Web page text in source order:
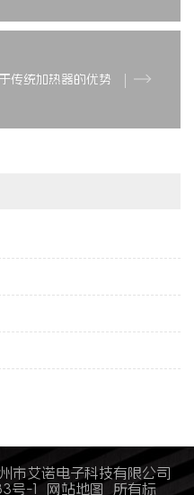
传统加热器的优势
艾诺电子科技有限公司
号-1 网站地图 所有标